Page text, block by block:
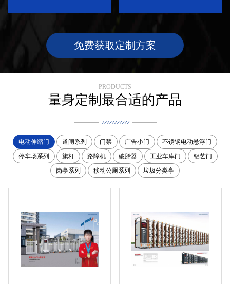
免费获取定制方案
PRODUCTS
量身定制最合适的产品
电动伸缩门 道闸系列 门禁 广告小门
不锈钢电动悬浮门
停车场系列
旗杆 路障机 破胎器 工业车库门
铝艺门
岗亭系列
移动公厕系列 垃圾分类亭